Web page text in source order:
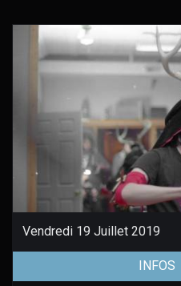
Vendredi 19 Juillet 2019
INFOS